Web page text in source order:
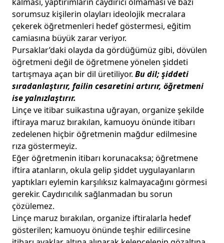
sorumsuz kişilerin olayları ideolojik mecralara
çekerek öğretmenleri hedef göstermesi, eğitim
camiasına büyük zarar veriyor.
Pursaklar’daki olayda da gördüğümüz gibi, dövülen
öğretmeni değil de öğretmene yönelen şiddeti
tartışmaya açan bir dil üretiliyor. Bu dil; şiddeti
sıradanlaştırır, failin cesaretini artırır, öğretmeni
ise yalnızlaştırır.
Linçe ve itibar suikastına uğrayan, organize şekilde
iftiraya maruz bırakılan, kamuoyu önünde itibarı
zedelenen hiçbir öğretmenin mağdur edilmesine
rıza göstermeyiz.
Eğer öğretmenin itibarı korunacaksa; öğretmene
iftira atanların, okula gelip şiddet uygulayanların
yaptıkları eylemin karşılıksız kalmayacağını görmesi
gerekir. Caydırıcılık sağlanmadan bu sorun
çözülemez.
Linçe maruz bırakılan, organize iftiralarla hedef
gösterilen; kamuoyu önünde teşhir edilircesine